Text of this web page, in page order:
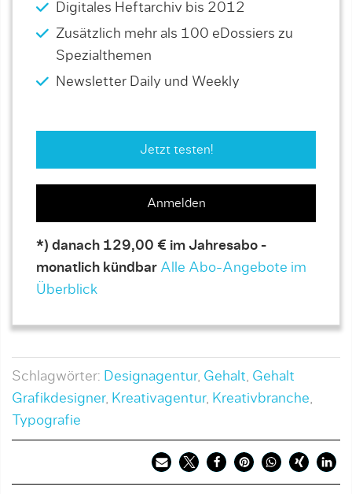
Digitales Heftarchiv bis 2012
Zusätzlich mehr als 100 eDossiers zu
Spezialthemen
Newsletter Daily und Weekly
Jetzt testen!
Anmelden
*) danach 129,00 € im Jahresabo -
monatlich kündbar Alle Abo-Angebote im
Überblick
Schlagwörter: Designagentur, Gehalt, Gehalt
Grafikdesigner, Kreativagentur, Kreativbranche,
Typografie